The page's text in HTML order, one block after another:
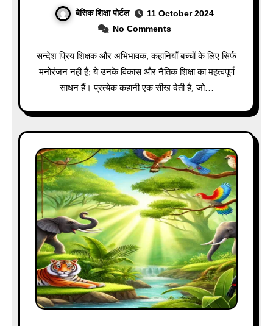
बेसिक शिक्षा पोर्टल
11 October 2024
No Comments
सन्देश प्रिय शिक्षक और अभिभावक, कहानियाँ बच्चों के लिए सिर्फ
मनोरंजन नहीं हैं; ये उनके विकास और नैतिक शिक्षा का महत्वपूर्ण
साधन हैं। प्रत्येक कहानी एक सीख देती है, जो…